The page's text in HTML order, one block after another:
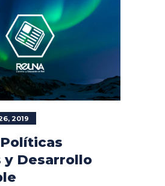
2019
y Desarrollo